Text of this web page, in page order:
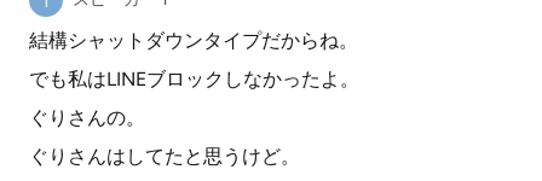
結構シャットダウンタイプだからね。
でも私はLINEブロックしなかったよ。
ぐりさんの。
ぐりさんはしてたと思うけど。